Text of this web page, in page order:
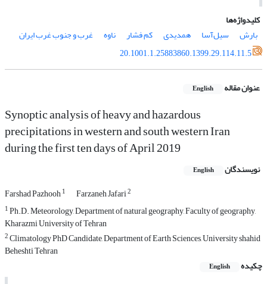
کلیدواژه‌ها
بارش
سیل‌آسا همدیدی کم فشار ناوه
غرب و جنوب غرب ایران
20.1001.1.25883860.1399.29.114.11.5
عنوان مقاله English
Synoptic analysis of heavy and hazardous
precipitations in western and south western Iran
during the first ten days of April 2019
نویسندگان English
Farshad Pazhooh1 Farzaneh Jafari2
1Ph.D. Meteorology, Department of natural geography, Faculty of geography,
Kharazmi University of Tehran
2Climatology PhD Candidate, Department of Earth Sciences, University shahid
Beheshti Tehran
چکیده
English